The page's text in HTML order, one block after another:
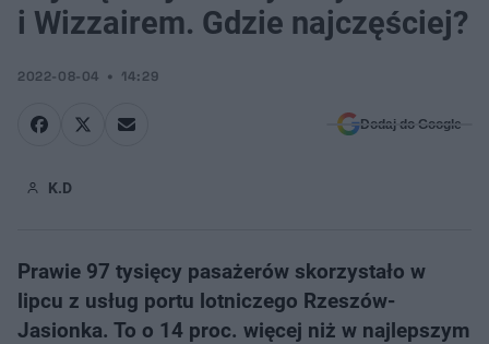
i Wizzairem. Gdzie najczęściej?
2022-08-04 14:29
Dodaj do Google
K.D
Prawie 97 tysięcy pasażerów skorzystało w
lipcu z usług portu lotniczego Rzeszów-
Jasionka. To o 14 proc. więcej niż w najlepszym